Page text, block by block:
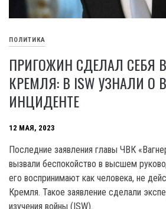
ПОЛИТИКА
ПРИГОЖИН СДЕЛАЛ СЕБЯ
КРЕМЛЯ: В ISW УЗНАЛИ О
ИНЦИДЕНТЕ
12 МАЯ, 2023
Последние заявления главы ЧВК
вызвали беспокойство в высшем
его воспринимают как человека, не
Кремля. Такое заявление сделали
изучения войны (ISW).